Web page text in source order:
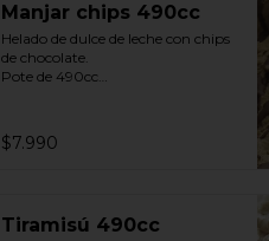
Manjar chips 490cc
Helado de dulce de leche con chips
de chocolate.
Pote de 490cc
$7.990
Tiramisú 490cc